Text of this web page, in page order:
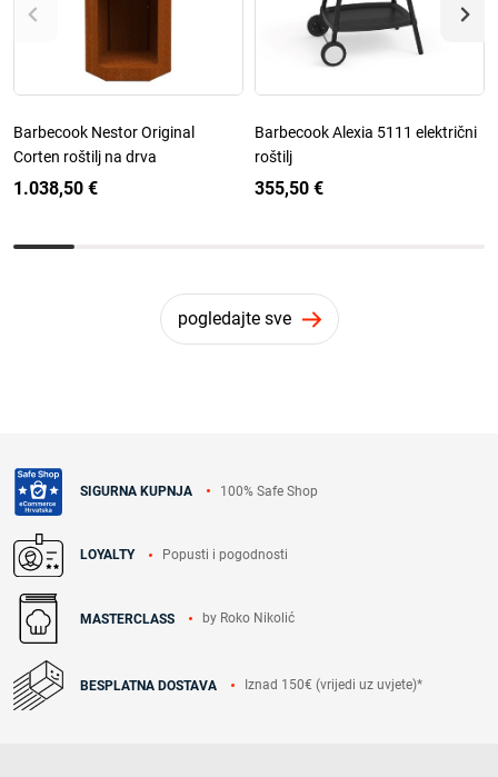
Barbecook Nestor Original
Corten roštilj na drva
1.038,50 €
Barbecook Alexia 5111 električni
roštilj
355,50 €
pogledajte sve
SIGURNA KUPNJA 100% Safe Shop
LOYALTY Popusti i pogodnosti
MASTERCLASS by Roko Nikolić
BESPLATNA DOSTAVA Iznad 150€ (vrijedi uz uvjete)*